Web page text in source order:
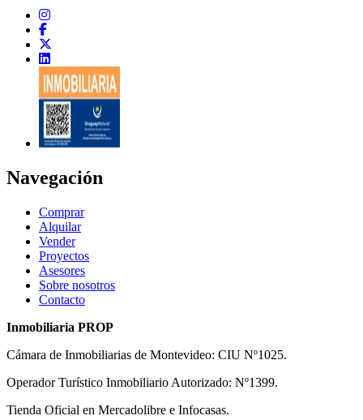
Navegación
Comprar
Alquilar
Vender
Proyectos
Asesores
Sobre nosotros
Contacto
Inmobiliaria PROP
Cámara de Inmobiliarias de Montevideo: CIU Nº1025.
Operador Turístico Inmobiliario Autorizado: Nº1399.
Tienda Oficial en Mercadolibre e Infocasas.